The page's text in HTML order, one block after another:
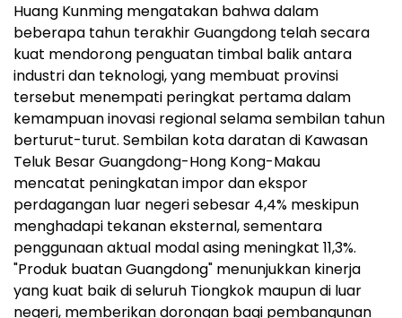
Huang Kunming mengatakan bahwa dalam
beberapa tahun terakhir Guangdong telah secara
kuat mendorong penguatan timbal balik antara
industri dan teknologi, yang membuat provinsi
tersebut menempati peringkat pertama dalam
kemampuan inovasi regional selama sembilan tahun
berturut-turut. Sembilan kota daratan di Kawasan
Teluk Besar Guangdong-Hong Kong-Makau
mencatat peningkatan impor dan ekspor
perdagangan luar negeri sebesar 4,4% meskipun
menghadapi tekanan eksternal, sementara
penggunaan aktual modal asing meningkat 11,3%.
"Produk buatan Guangdong" menunjukkan kinerja
yang kuat baik di seluruh Tiongkok maupun di luar
negeri, memberikan dorongan bagi pembangunan